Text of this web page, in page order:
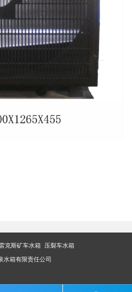
克斯矿车水箱 压裂车水箱
水箱有限责任公司